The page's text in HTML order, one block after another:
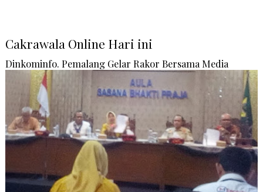
Cakrawala Online Hari ini
Dinkominfo. Pemalang Gelar Rakor Bersama Media